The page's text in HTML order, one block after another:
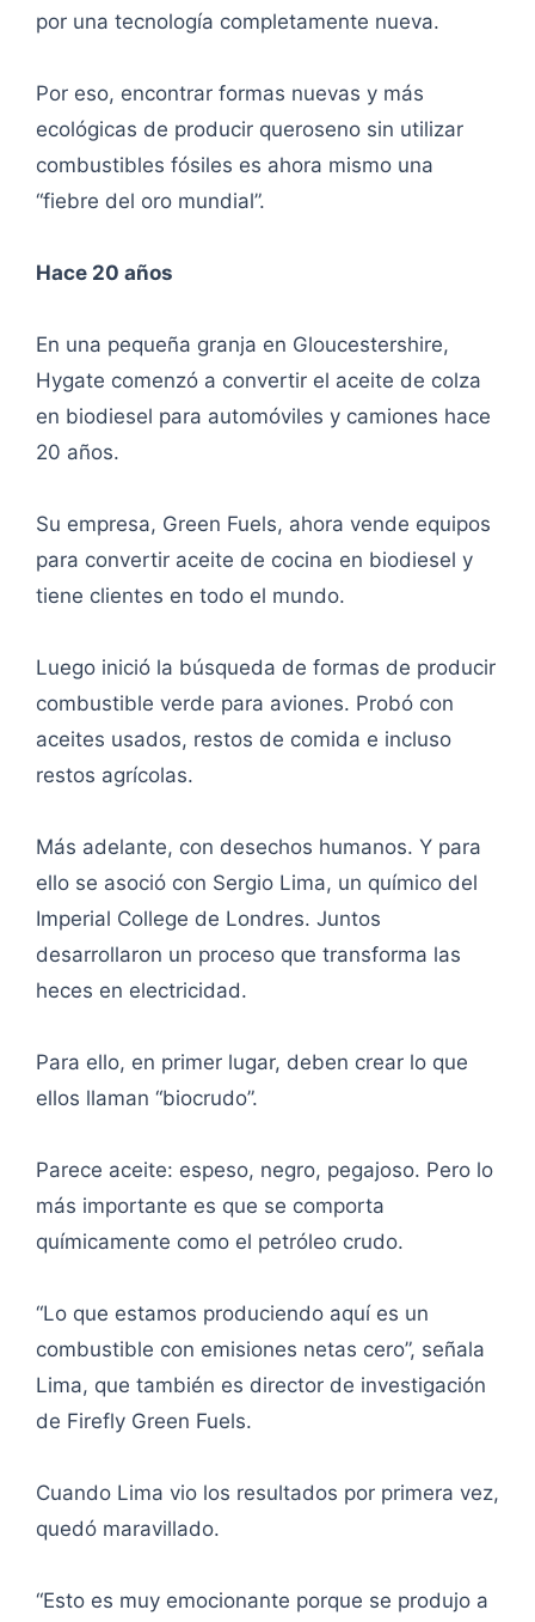
por una tecnología completamente nueva.
Por eso, encontrar formas nuevas y más
ecológicas de producir queroseno sin utilizar
combustibles fósiles es ahora mismo una
“fiebre del oro mundial”.
Hace 20 años
En una pequeña granja en Gloucestershire,
Hygate comenzó a convertir el aceite de colza
en biodiesel para automóviles y camiones hace
20 años.
Su empresa, Green Fuels, ahora vende equipos
para convertir aceite de cocina en biodiesel y
tiene clientes en todo el mundo.
Luego inició la búsqueda de formas de producir
combustible verde para aviones. Probó con
aceites usados, restos de comida e incluso
restos agrícolas.
Más adelante, con desechos humanos. Y para
ello se asoció con Sergio Lima, un químico del
Imperial College de Londres. Juntos
desarrollaron un proceso que transforma las
heces en electricidad.
Para ello, en primer lugar, deben crear lo que
ellos llaman “biocrudo”.
Parece aceite: espeso, negro, pegajoso. Pero lo
más importante es que se comporta
químicamente como el petróleo crudo.
“Lo que estamos produciendo aquí es un
combustible con emisiones netas cero”, señala
Lima, que también es director de investigación
de Firefly Green Fuels.
Cuando Lima vio los resultados por primera vez,
quedó maravillado.
“Esto es muy emocionante porque se produjo a